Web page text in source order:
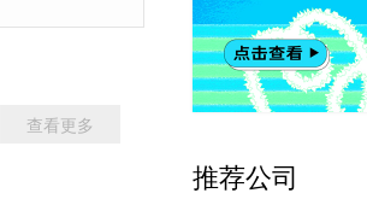
查看更多
推荐公司